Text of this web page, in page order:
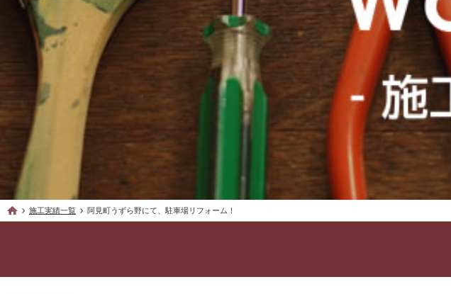
施工実績一覧 阿見町うずら野にて、駐車場リフォーム！